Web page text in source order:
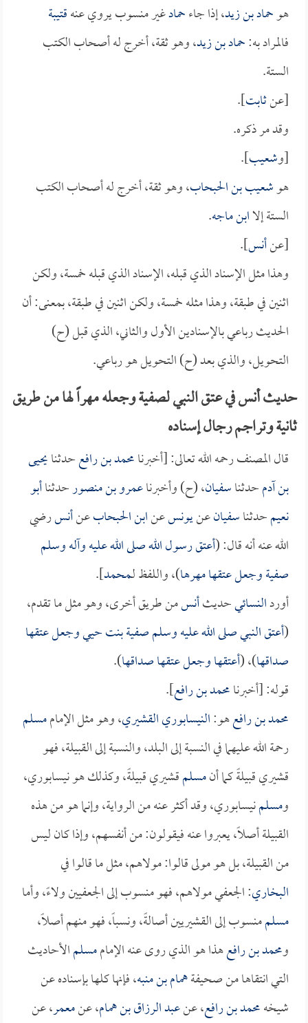
هوحماد بن زيد، إذا جاءحمادغير منسوب يروي عنهقتيبة
فالمراد به:حماد بن زيد، وهو ثقة، أخرج له أصحاب الكتب
الستة.
[عنثابت].
وقد مر ذكره.
[وشعيب].
هوشعيب بن الحبحاب، وهو ثقة، أخرج له أصحاب الكتب
الستة إلاابن ماجه.
[عنأنس].
وهذا مثل الإسناد الذي قبله، الإسناد الذي قبله خمسة، ولكن
اثنين في طبقة، وهذا مثله خمسة، ولكن اثنين في طبقة، بمعنى: أن
الحديث رباعي بالإسنادين الأول والثاني، الذي قبل (ح)
التحويل، والذي بعد (ح) التحويل هو رباعي.
حديث أنس في عتق النبي لصفية وجعله مهراً لها من طريق
ثانية وتراجم رجال إسناده
قال المصنف رحمه الله تعالى: [أخبرنامحمد بن رافعحدثنايحيى
بن آدمحدثناسفيان، (ح) وأخبرناعمرو بن منصورحدثناأبو
نعيمحدثناسفيانعنيونسعنابن الحبحابعنأنسرضي
الله عنه أنه قال: (أعتق رسول الله صلى الله عليه وآله وسلم
صفيةوجعل عتقها مهرها)، واللفظ لـمحمد].
أوردالنسائيحديثأنسمن طريق أخرى، وهو مثل ما تقدم،
(أعتق النبي صلى الله عليه وسلمصفية بنت حييوجعل عتقها
صداقها)، (أعتقها وجعل عتقها صداقها).
قوله: [أخبرنامحمد بن رافع].
محمد بن رافعهو:النيسابوري القشيري، وهو مثل الإماممسلم
رحمة الله عليهما في النسبة إلى البلد، والنسبة إلى القبيلة، فهو
قشيري قبيلةً كما أنمسلمقشيري قبيلةً، وكذلك هو نيسابوري،
ومسلمنيسابوري، وقد أكثر عنه من الرواية، وإنما هو من هذه
القبيلة أصلاً، يعبروا عنه فيقولون: من أنفسهم، وإذا كان ليس
من القبيلة، بل هو مولى قالوا: مولاهم، مثل ما قالوا في
البخاري: الجعفي مولاهم، فهو منسوب إلى الجعفيين ولاءً، وأما
مسلممنسوب إلى القشيريين أصالةً، ونسباً، فهو منهم أصلاً،
ومحمد بن رافعهذا هو الذي روى عنه الإماممسلمالأحاديث
التي انتقاها من صحيفةهمام بن منبه، فإنها كلها بإسناده عن
شيخهمحمد بن رافع، عنعبد الرزاق بن همام، عنمعمر، عن